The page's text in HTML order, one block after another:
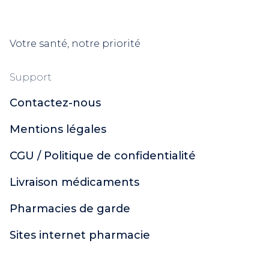
Votre santé, notre priorité
Support
Contactez-nous
Mentions légales
CGU / Politique de confidentialité
Livraison médicaments
Pharmacies de garde
Sites internet pharmacie